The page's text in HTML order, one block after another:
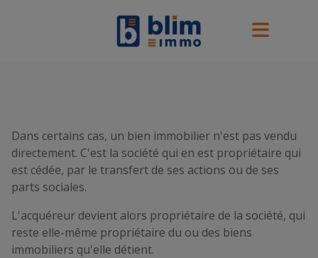
Dans certains cas, un bien immobilier n'est pas vendu
directement. C'est la société qui en est propriétaire qui
est cédée, par le transfert de ses actions ou de ses
parts sociales.
L'acquéreur devient alors propriétaire de la société, qui
reste elle-même propriétaire du ou des biens
immobiliers qu'elle détient.